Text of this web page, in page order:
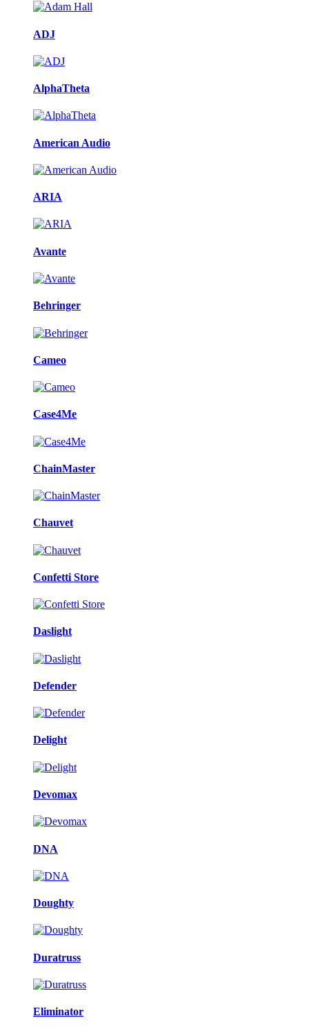
ADJ
AlphaTheta
American Audio
ARIA
Avante
Behringer
Cameo
Case4Me
ChainMaster
Chauvet
Confetti Store
Daslight
Defender
Delight
Devomax
DNA
Doughty
Duratruss
Eliminator